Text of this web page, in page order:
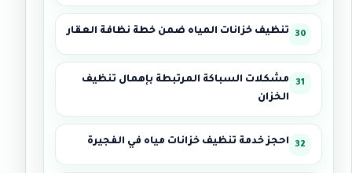
تنظيف خزانات المياه ضمن خطة نظافة العقار
مشكلات السباكة المرتبطة بإهمال تنظيف
الخزان
احجز خدمة تنظيف خزانات مياه في الفجيرة